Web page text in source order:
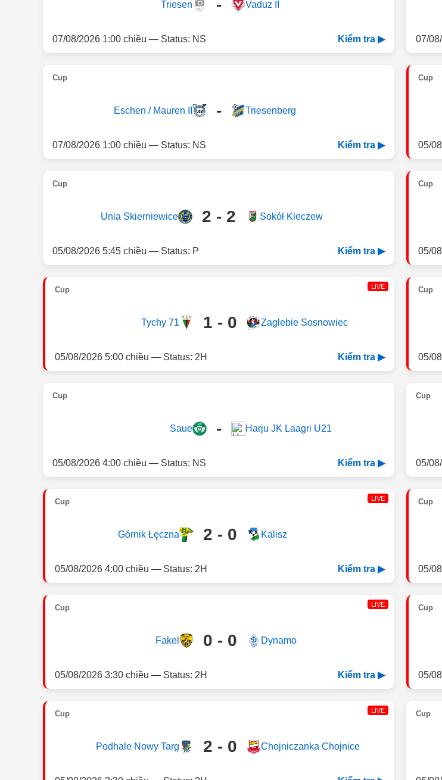
Triesen - Vaduz II
07/08/2026 1:00 chiều — Status: NS Kiểm tra ▶ 07/
Cup
Eschen / Mauren II - Triesenberg
07/08/2026 1:00 chiều — Status: NS Kiểm tra ▶
Cup
05/
Cup
Unia Skierniewice 2 - 2 Sokół Kleczew
05/08/2026 5:45 chiều — Status: P Kiểm tra ▶
Cup
05/
Cup LIVE
Tychy 71 1 - 0 Zaglebie Sosnowiec
05/08/2026 5:00 chiều — Status: 2H Kiểm tra ▶
Cup
05/
Cup
Saue - Harju JK Laagri U21
05/08/2026 4:00 chiều — Status: NS Kiểm tra ▶
Cup
05/
Cup LIVE
Górnik Łęczna 2 - 0 Kalisz
05/08/2026 4:00 chiều — Status: 2H Kiểm tra ▶
Cup
05/
Cup LIVE
Fakel 0 - 0 Dynamo
05/08/2026 3:30 chiều — Status: 2H Kiểm tra ▶
Cup
05/
Cup LIVE
Podhale Nowy Targ 2 - 0 Chojniczanka Chojnice
Cup